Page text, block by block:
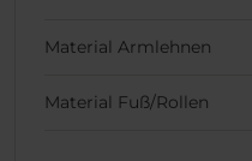
Material Armlehnen
Material Fuß/Rollen